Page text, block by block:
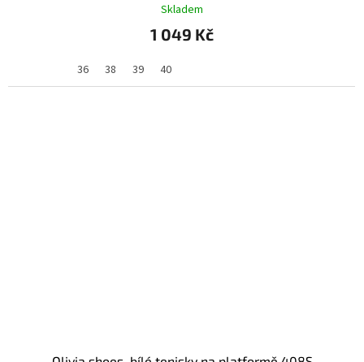
Skladem
1 049 Kč
36 38 39 40